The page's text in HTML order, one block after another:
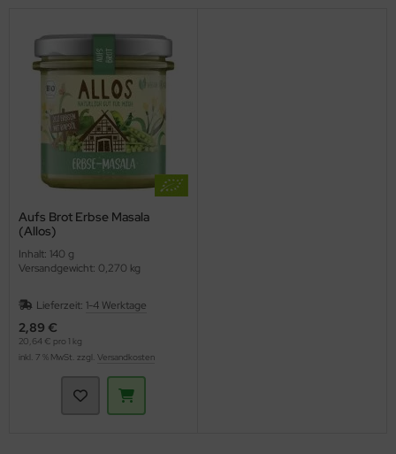
Aufs Brot Erbse Masala
(Allos)
Inhalt: 140 g
Versandgewicht: 0,270 kg
Lieferzeit: 1-4 Werktage
2,89 €
20,64 € pro 1 kg
inkl. 7 % MwSt. zzgl. Versandkosten